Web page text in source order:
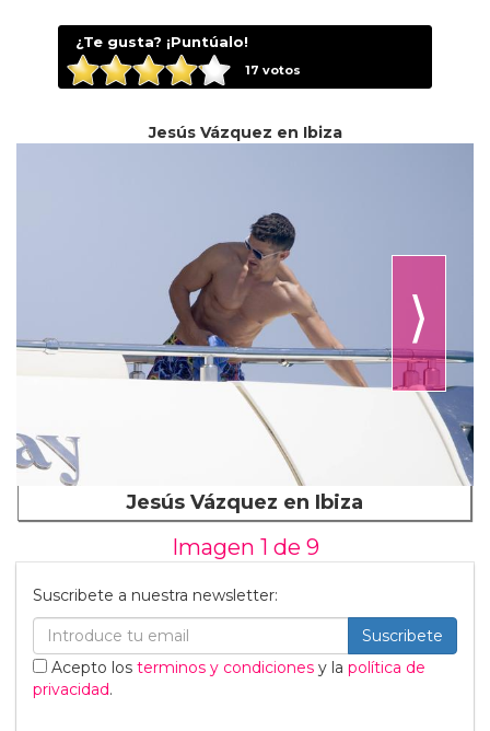
¿Te gusta? ¡Puntúalo!
17 votos
Jesús Vázquez en Ibiza
⟩
Jesús Vázquez en Ibiza
Imagen 1 de 9
Suscribete a nuestra newsletter:
Suscribete
Acepto los terminos y condiciones y la política de
privacidad.